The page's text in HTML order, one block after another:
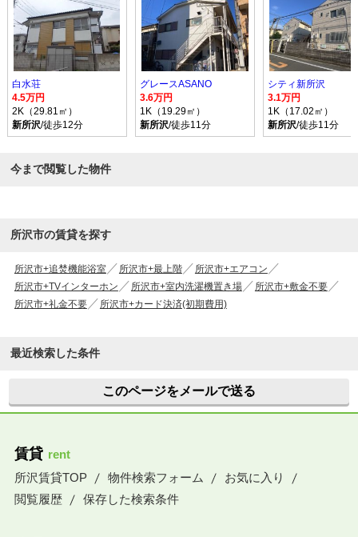
白水荘
4.5万円
2K（29.81㎡）
新所沢/徒歩12分
グレースASANO
3.6万円
1K（19.29㎡）
新所沢/徒歩11分
シティ新所沢
3.1万円
1K（17.02㎡）
新所沢/徒歩11分
今まで閲覧した物件
所沢市の賃貸を探す
所沢市+追焚機能浴室 所沢市+最上階
所沢市+エアコン
所沢市+TVインターホン
所沢市+室内洗濯機置き場
所沢市+敷金不要
所沢市+礼金不要
所沢市+カード決済(初期費用)
最近検索した条件
このページをメールで送る
賃貸 rent
所沢賃貸TOP
物件検索フォーム
お気に入り
閲覧履歴
保存した検索条件